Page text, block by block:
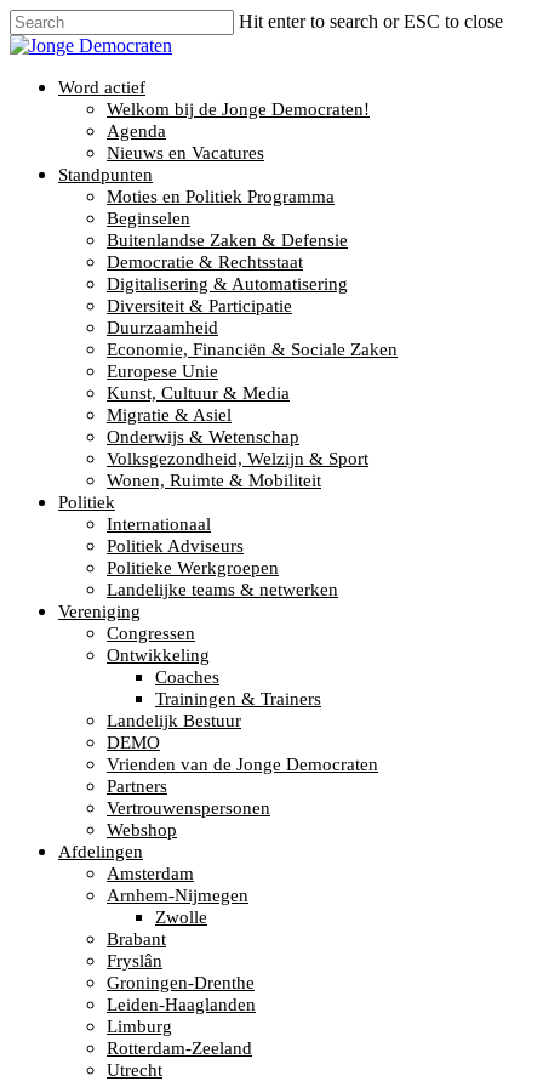
Hit enter to search or ESC to close
Word actief
Welkom bij de Jonge Democraten!
Agenda
Nieuws en Vacatures
Standpunten
Moties en Politiek Programma
Beginselen
Buitenlandse Zaken & Defensie
Democratie & Rechtsstaat
Digitalisering & Automatisering
Diversiteit & Participatie
Duurzaamheid
Economie, Financiën & Sociale Zaken
Europese Unie
Kunst, Cultuur & Media
Migratie & Asiel
Onderwijs & Wetenschap
Volksgezondheid, Welzijn & Sport
Wonen, Ruimte & Mobiliteit
Politiek
Internationaal
Politiek Adviseurs
Politieke Werkgroepen
Landelijke teams & netwerken
Vereniging
Congressen
Ontwikkeling
Coaches
Trainingen & Trainers
Landelijk Bestuur
DEMO
Vrienden van de Jonge Democraten
Partners
Vertrouwenspersonen
Webshop
Afdelingen
Amsterdam
Arnhem-Nijmegen
Zwolle
Brabant
Fryslân
Groningen-Drenthe
Leiden-Haaglanden
Limburg
Rotterdam-Zeeland
Utrecht